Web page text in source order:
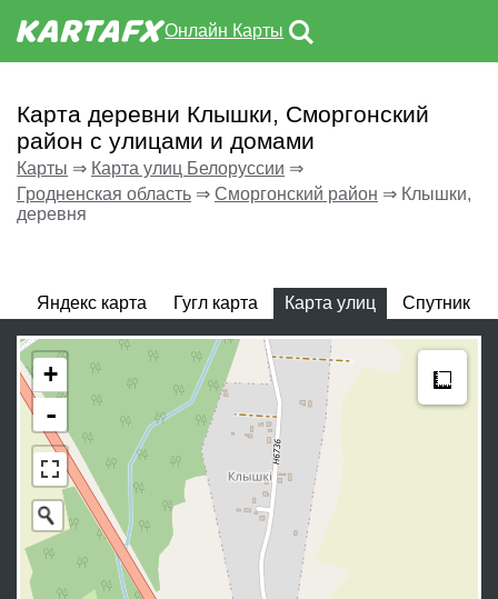
Онлайн Карты
Карта деревни Клышки, Сморгонский
район с улицами и домами
Карты ⇒ Карта улиц Белоруссии ⇒
Гродненская область ⇒ Сморгонский район ⇒ Клышки,
деревня
Яндекс карта Гугл карта Карта улиц Спутник
+
-